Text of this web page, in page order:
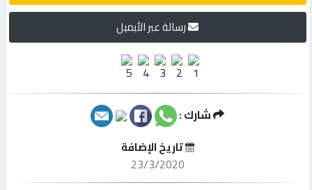
إبحث
رسالة عبر الأيميل
شارك :
تاريخ الإضافة
23/3/2020